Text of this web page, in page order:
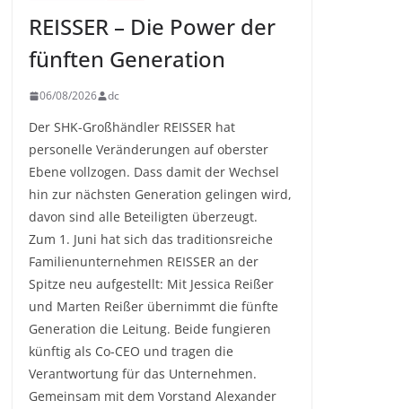
REISSER – Die Power der
fünften Generation
06/08/2026 dc
Der SHK-Großhändler REISSER hat
personelle Veränderungen auf oberster
Ebene vollzogen. Dass damit der Wechsel
hin zur nächsten Generation gelingen wird,
davon sind alle Beteiligten überzeugt.
Zum 1. Juni hat sich das traditionsreiche
Familienunternehmen REISSER an der
Spitze neu aufgestellt: Mit Jessica Reißer
und Marten Reißer übernimmt die fünfte
Generation die Leitung. Beide fungieren
künftig als Co-CEO und tragen die
Verantwortung für das Unternehmen.
Gemeinsam mit dem Vorstand Alexander